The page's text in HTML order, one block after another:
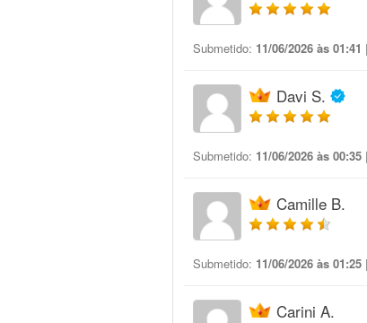
Submetido: 11/06/2026 às 01:41
Davi S.
Submetido: 11/06/2026 às 00:35
Camille B.
Submetido: 11/06/2026 às 01:25
Carini A.